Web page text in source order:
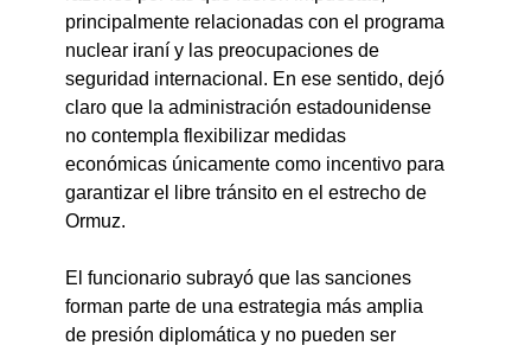
principalmente relacionadas con el programa
nuclear iraní y las preocupaciones de
seguridad internacional. En ese sentido, dejó
claro que la administración estadounidense
no contempla flexibilizar medidas
económicas únicamente como incentivo para
garantizar el libre tránsito en el estrecho de
Ormuz.
El funcionario subrayó que las sanciones
forman parte de una estrategia más amplia
de presión diplomática y no pueden ser